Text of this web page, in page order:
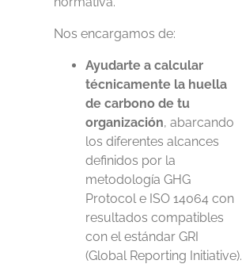
Nos encargamos de:
Ayudarte a calcular
técnicamente la huella
de carbono de tu
organización, abarcando
los diferentes alcances
definidos por la
metodología GHG
Protocol e ISO 14064 con
resultados compatibles
con el estándar GRI
(Global Reporting Initiative).